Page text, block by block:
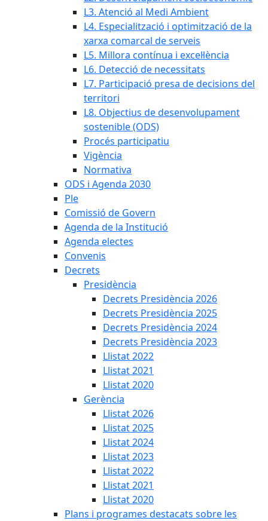
L3. Atenció al Medi Ambient
L4. Especialització i optimització de la
xarxa comarcal de serveis
L5. Millora contínua i excel·lència
L6. Detecció de necessitats
L7. Participació presa de decisions del
territori
L8. Objectius de desenvolupament
sostenible (ODS)
Procés participatiu
Vigència
Normativa
ODS i Agenda 2030
Ple
Comissió de Govern
Agenda de la Institució
Agenda electes
Convenis
Decrets
Presidència
Decrets Presidència 2026
Decrets Presidència 2025
Decrets Presidència 2024
Decrets Presidència 2023
Llistat 2022
Llistat 2021
Llistat 2020
Gerència
Llistat 2026
Llistat 2025
Llistat 2024
Llistat 2023
Llistat 2022
Llistat 2021
Llistat 2020
Plans i programes destacats sobre les